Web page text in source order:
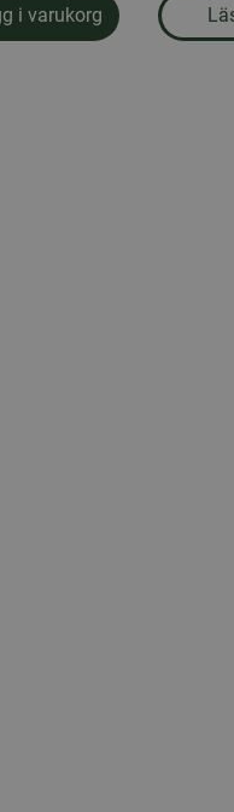
utan nät i hink
i varukorg